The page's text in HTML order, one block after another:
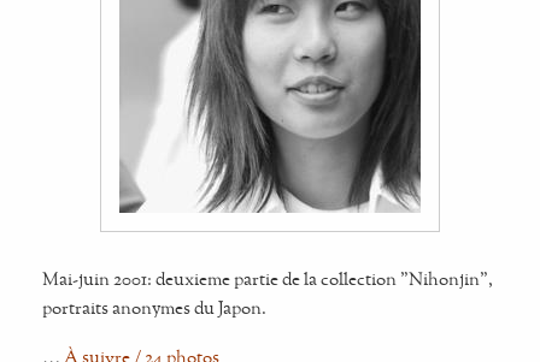
Mai-juin 2001: deuxieme partie de la collection "Nihonjin",
portraits anonymes du Japon.
… À suivre / 24 photos